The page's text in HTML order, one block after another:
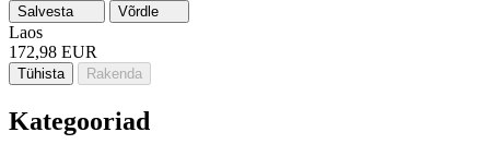
Salvesta Võrdle
Laos
172,98 EUR
Tühista Rakenda
Kategooriad